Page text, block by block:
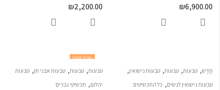
₪6,900.00
₪2,200.00
חָדָשׁ, טבעות, טבעות, טבעות נישואין,
טבעות נישואין לנשים, כל התכשיטים
51% OFF
טבעות, טבעות, טבעות אבני חן, טבעות
יהלום, תכשיטי גברים